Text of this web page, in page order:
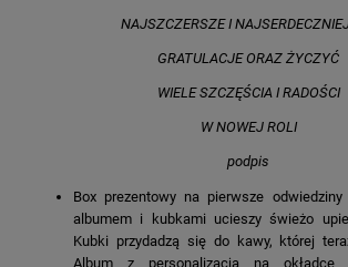
NAJSZCZERSZE I
GRATULACJE ORAZ ŻYCZYĆ
WIELE SZCZĘŚCIA I RADOŚCI
W NOWEJ ROLI
podpis
Box prezentowy na pierwsze
albumem i kubkami ucieszy świeżo
Kubki przydadzą się do kawy, której
Album z personalizacją na okładce